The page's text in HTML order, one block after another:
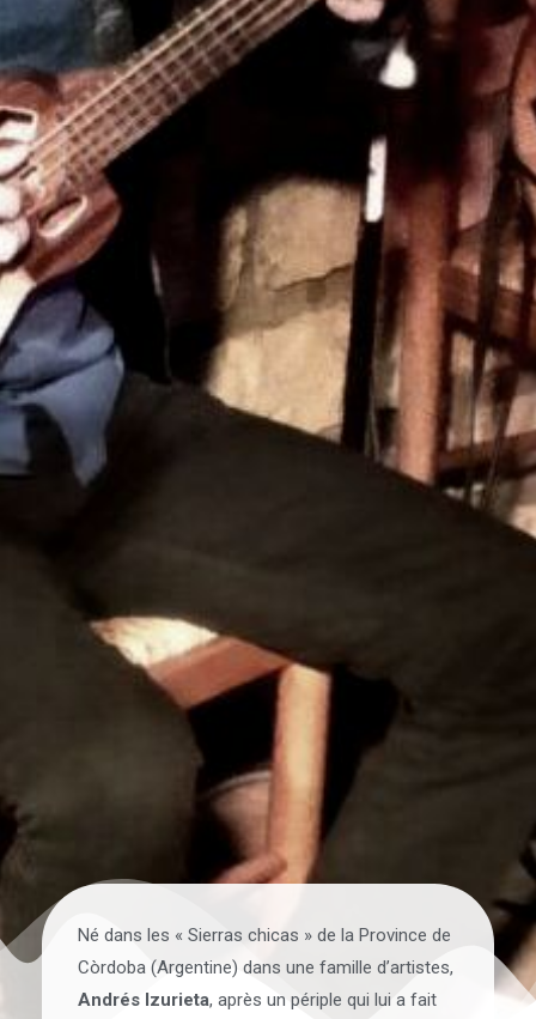
Né dans les « Sierras chicas » de la Province de
Còrdoba (Argentine) dans une famille d’artistes,
Andrés Izurieta, après un périple qui lui a fait